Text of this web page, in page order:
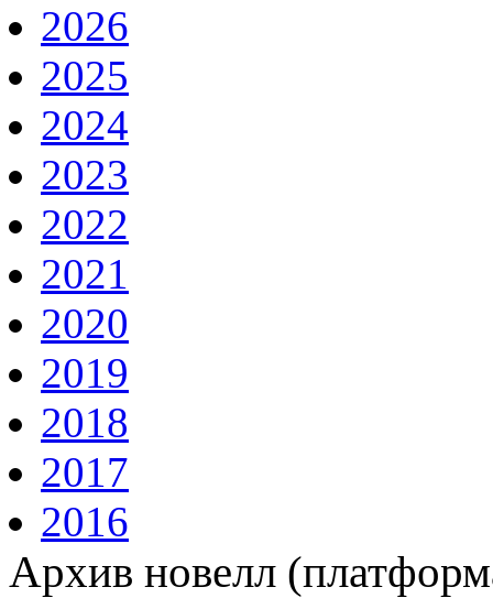
2026
2025
2024
2023
2022
2021
2020
2019
2018
2017
2016
Архив новелл